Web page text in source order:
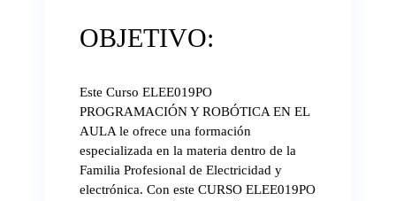
OBJETIVO:
Este Curso ELEE019PO
PROGRAMACIÓN Y ROBÓTICA EN EL
AULA le ofrece una formación
especializada en la materia dentro de la
Familia Profesional de Electricidad y
electrónica. Con este CURSO ELEE019PO